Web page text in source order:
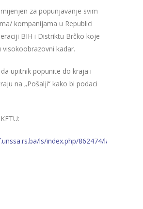
za popunjavanje svim
kompanijama u Republici
BIH i Distriktu Brčko koje
visokoobrazovni kadar.
upitnik popunite do kraja i
na „Pošalji“ kako bi podaci
ls/index.php/862474/lang-